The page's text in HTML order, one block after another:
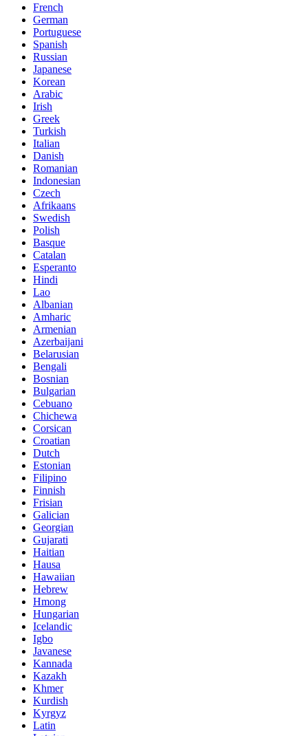
French
German
Portuguese
Spanish
Russian
Japanese
Korean
Arabic
Irish
Greek
Turkish
Italian
Danish
Romanian
Indonesian
Czech
Afrikaans
Swedish
Polish
Basque
Catalan
Esperanto
Hindi
Lao
Albanian
Amharic
Armenian
Azerbaijani
Belarusian
Bengali
Bosnian
Bulgarian
Cebuano
Chichewa
Corsican
Croatian
Dutch
Estonian
Filipino
Finnish
Frisian
Galician
Georgian
Gujarati
Haitian
Hausa
Hawaiian
Hebrew
Hmong
Hungarian
Icelandic
Igbo
Javanese
Kannada
Kazakh
Khmer
Kurdish
Kyrgyz
Latin